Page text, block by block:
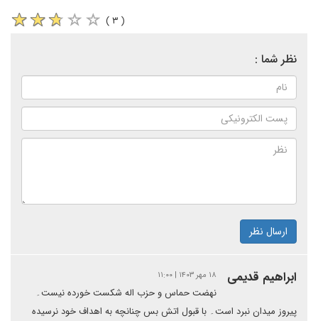
( ۳ )
نظر شما :
ارسال نظر
ابراهیم قدیمی ۱۸ مهر ۱۴۰۳ | ۱۱:۰۰
نهضت حماس و حزب اله شکست خورده نیست۔
پیروز میدان نبرد است۔ با قبول اتش بس چنانچه به اهداف خود نرسیده